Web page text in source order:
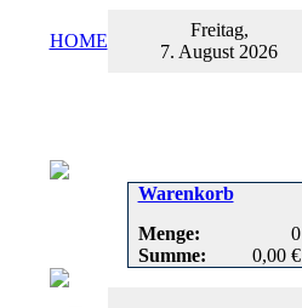
HOME
Freitag,
7. August 2026
Warenkorb
Menge:
0
Summe:
0,00 €